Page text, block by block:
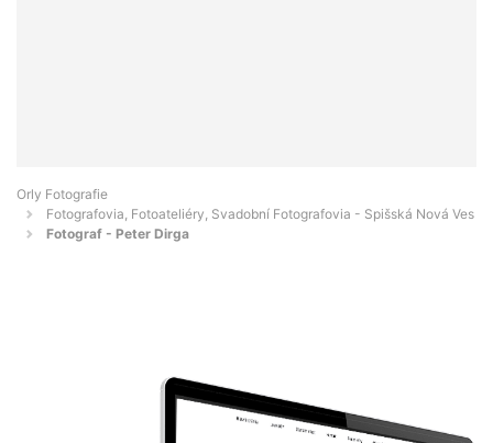
Orly Fotografie
Fotografovia, Fotoateliéry, Svadobní Fotografovia - Spišská Nová Ves
Fotograf - Peter Dirga